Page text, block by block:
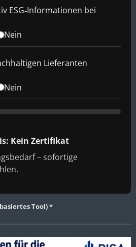
ESG‑Informationen bei
Nein
Lieferanten
Nein
Kein Zertifikat
– sofortige
Tool) *